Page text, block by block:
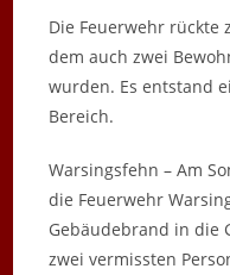
Die Feuerwehr rückte
dem auch zwei
wurden. Es entstand
Bereich.
Warsingsfehn – Am
die Feuerwehr
Gebäudebrand in die
zwei vermissten